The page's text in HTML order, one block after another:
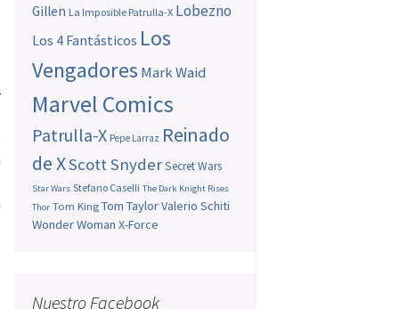
Gillen La Imposible Patrulla-X Lobezno
Los 4 Fantásticos Los
Vengadores Mark Waid
Marvel Comics
Patrulla-X Pepe Larraz Reinado
de XScott SnyderSecret Wars
Star Wars Stefano Caselli The Dark Knight Rises
Thor Tom King Tom TaylorValerio Schiti
Wonder Woman X-Force
Nuestro Facebook